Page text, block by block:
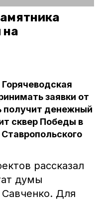
на
заявки от
получит денежный
сквер Победы в
рассказал
думы
Для